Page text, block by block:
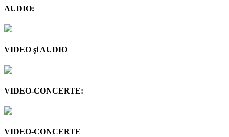
AUDIO:
VIDEO şi AUDIO
VIDEO-CONCERTE:
VIDEO-CONCERTE